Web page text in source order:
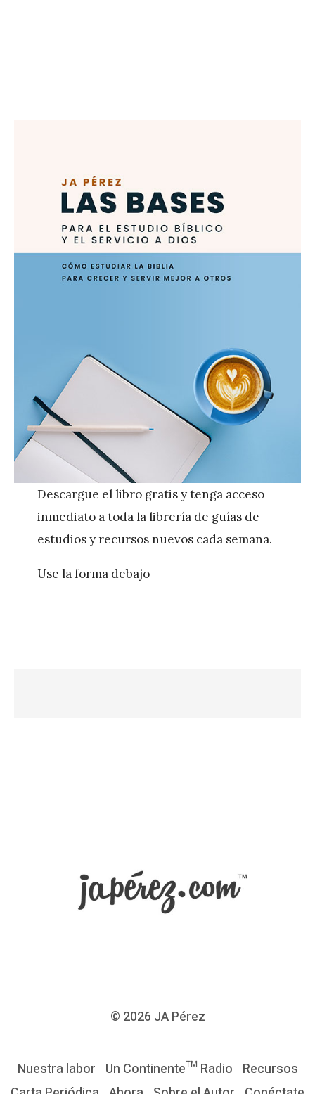
Descargue el libro gratis y tenga acceso
inmediato a toda la librería de guías de
estudios y recursos nuevos cada semana.
Use la forma debajo
© 2026 JA Pérez
Nuestra labor Un Continente™ Radio Recursos